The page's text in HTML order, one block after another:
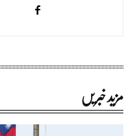
مزید خبریں